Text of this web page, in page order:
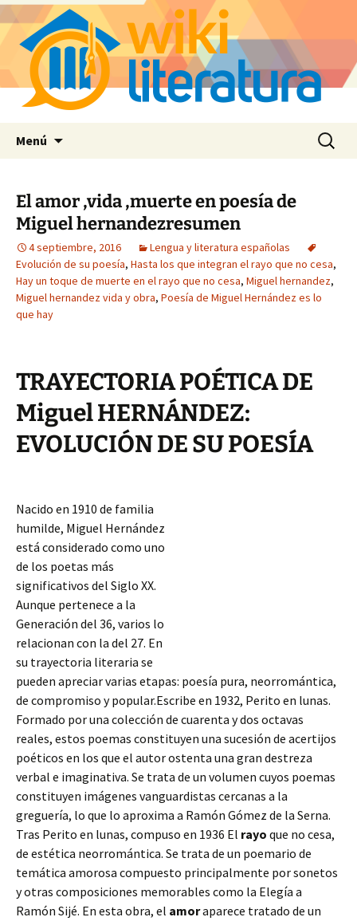
Menú Buscar:
El amor ,vida ,muerte en poesía de
Miguel hernandezresumen
4 septiembre, 2016
Lengua y literatura españolas
Evolución de su poesía, Hasta los que integran el rayo que no cesa,
Hay un toque de muerte en el rayo que no cesa, Miguel hernandez,
Miguel hernandez vida y obra, Poesía de Miguel Hernández es lo
que hay
TRAYECTORIA POÉTICA DE
Miguel HERNÁNDEZ:
EVOLUCIÓN DE SU POESÍA
Nacido en 1910 de familia
humilde, Miguel Hernández
está considerado como uno
de los poetas más
significativos del Siglo XX.
Aunque pertenece a la
Generación del 36, varios lo
relacionan con la del 27. En
su trayectoria literaria se
pueden apreciar varias etapas: poesía pura, neorromántica,
de compromiso y popular.Escribe en 1932, Perito en lunas.
Formado por una colección de cuarenta y dos octavas
reales, estos poemas constituyen una sucesión de acertijos
poéticos en los que el autor ostenta una gran destreza
verbal e imaginativa. Se trata de un volumen cuyos poemas
constituyen imágenes vanguardistas cercanas a la
greguería, lo que lo aproxima a Ramón Gómez de la Serna.
Tras Perito en lunas, compuso en 1936 El rayo que no cesa,
de estética neorromántica. Se trata de un poemario de
temática amorosa compuesto principalmente por sonetos
y otras composiciones memorables como la Elegía a
Ramón Sijé. En esta obra, el amoraparece tratado de un